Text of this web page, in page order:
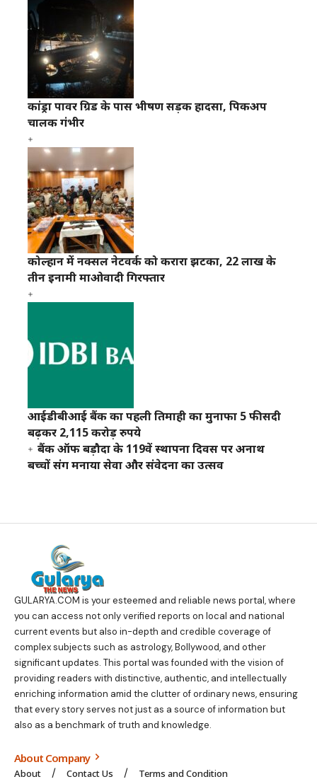
कांड्रा पावर ग्रिड के पास भीषण सड़क हादसा, पिकअप
चालक गंभीर
कोल्हान में नक्सल नेटवर्क को करारा झटका, 22 लाख के
तीन इनामी माओवादी गिरफ्तार
आईडीबीआई बैंक का पहली तिमाही का मुनाफा 5 फीसदी
बढ़कर 2,115 करोड़ रुपये
बैंक ऑफ बड़ौदा के 119वें स्थापना दिवस पर अनाथ
बच्चों संग मनाया सेवा और संवेदना का उत्सव
GULARYA.COM is your esteemed and reliable news portal, where
you can access not only verified reports on local and national
current events but also in-depth and credible coverage of
complex subjects such as astrology, Bollywood, and other
significant updates. This portal was founded with the vision of
providing readers with distinctive, authentic, and intellectually
enriching information amid the clutter of ordinary news, ensuring
that every story serves not just as a source of information but
also as a benchmark of truth and knowledge.
About Company
About Contact Us Terms and Condition